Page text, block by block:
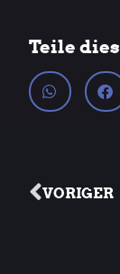
Teile
VORIGER